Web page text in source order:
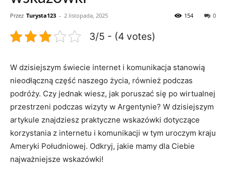
Przez Turysta123 - 2 listopada, 2025 0
154
3/5 - (4 votes)
W dzisiejszym świecie internet i komunikacja stanowią
nieodłączną część naszego życia, również podczas
podróży. Czy jednak wiesz, jak poruszać się po wirtualnej
przestrzeni podczas wizyty w Argentynie? W dzisiejszym
artykule znajdziesz praktyczne wskazówki dotyczące
korzystania z internetu i komunikacji w tym uroczym kraju
Ameryki Południowej. Odkryj, jakie mamy dla Ciebie
najważniejsze wskazówki!